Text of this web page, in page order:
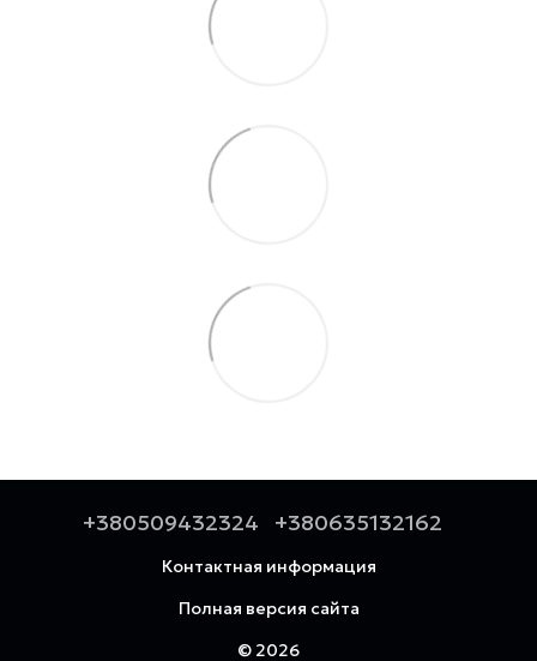
+380509432324 +380635132162
Контактная информация
Полная версия сайта
© 2026